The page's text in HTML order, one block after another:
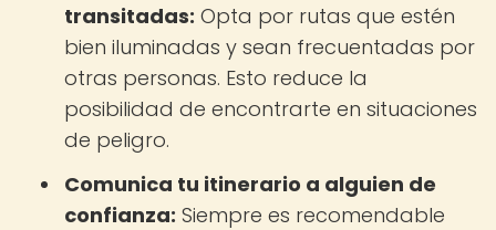
transitadas: Opta por rutas que estén
bien iluminadas y sean frecuentadas por
otras personas. Esto reduce la
posibilidad de encontrarte en situaciones
de peligro.
Comunica tu itinerario a alguien de
confianza: Siempre es recomendable